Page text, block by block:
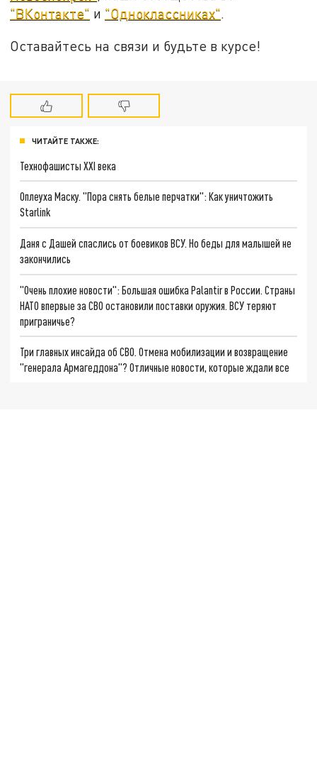
"ВКонтакте" и "Одноклассниках".
Оставайтесь на связи и будьте в курсе!
ЧИТАЙТЕ ТАКЖЕ:
Технофашисты XXI века
Оплеуха Маску. "Пора снять белые перчатки": Как уничтожить
Starlink
Даня с Дашей спаслись от боевиков ВСУ. Но беды для малышей не
закончились
"Очень плохие новости": Большая ошибка Palantir в России. Страны
НАТО впервые за СВО остановили поставки оружия. ВСУ теряют
приграничье?
Три главных инсайда об СВО. Отмена мобилизации и возвращение
"генерала Армагеддона"? Отличные новости, которые ждали все